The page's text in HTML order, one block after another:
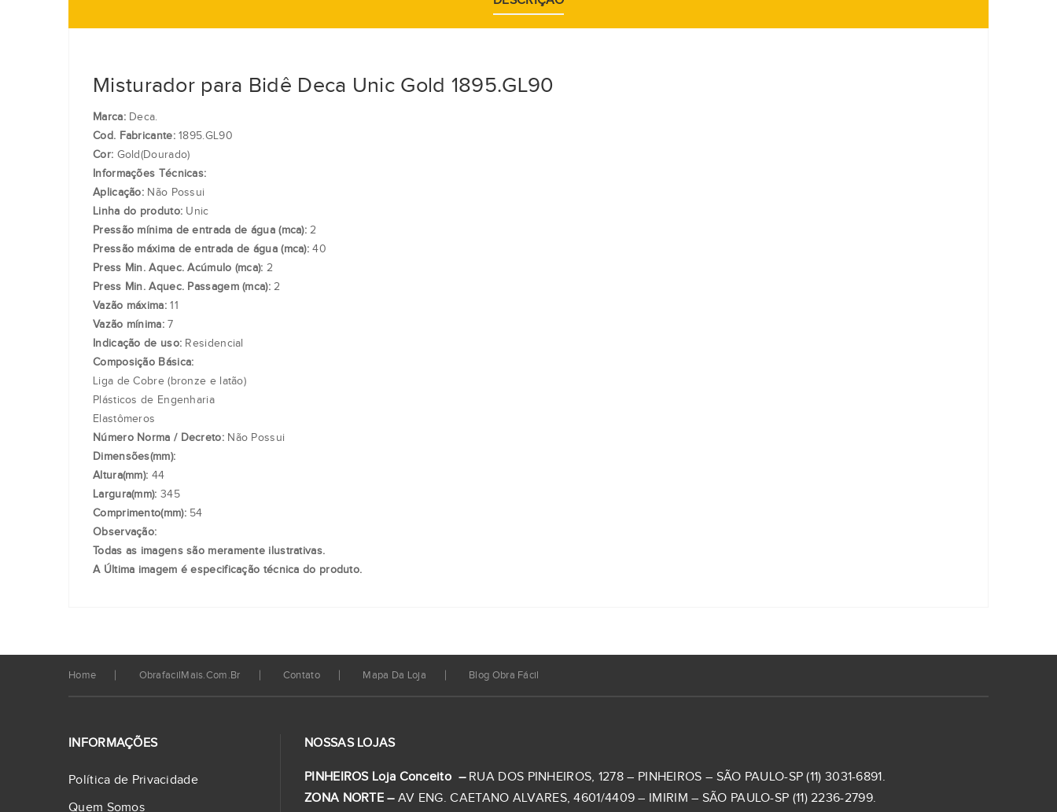
Misturador para Bidê Deca Unic Gold 1895.GL90
Marca:Deca.
Cod. Fabricante:1895.GL90
Cor: Gold(Dourado)
Informações Técnicas:
Aplicação: Não Possui
Linha do produto: Unic
Pressão mínima de entrada de água (mca): 2
Pressão máxima de entrada de água (mca): 40
Press Min. Aquec. Acúmulo (mca): 2
Press Min. Aquec. Passagem (mca):2
Vazão máxima:11
Vazão mínima:7
Indicação de uso: Residencial
Composição Básica:
Liga de Cobre (bronze e latão)
Plásticos de Engenharia
Elastômeros
Número Norma / Decreto:Não Possui
Dimensões(mm):
Altura(mm): 44
Largura(mm): 345
Comprimento(mm): 54
Observação:
Todas as imagens são meramente ilustrativas.
A Última imagem é especificação técnica do produto.
Home ObrafacilMais.com.br Contato Mapa Da Loja Blog Obra Fácil
INFORMAÇÕES
Política de Privacidade
Quem Somos
NOSSAS LOJAS
PINHEIROS Loja Conceito – RUA DOS PINHEIROS, 1278 – PINHEIROS – SÃO PAULO-SP (11) 3031-6891.
ZONA NORTE – AV ENG. CAETANO ALVARES, 4601/4409 – IMIRIM – SÃO PAULO-SP (11) 2236-2799.